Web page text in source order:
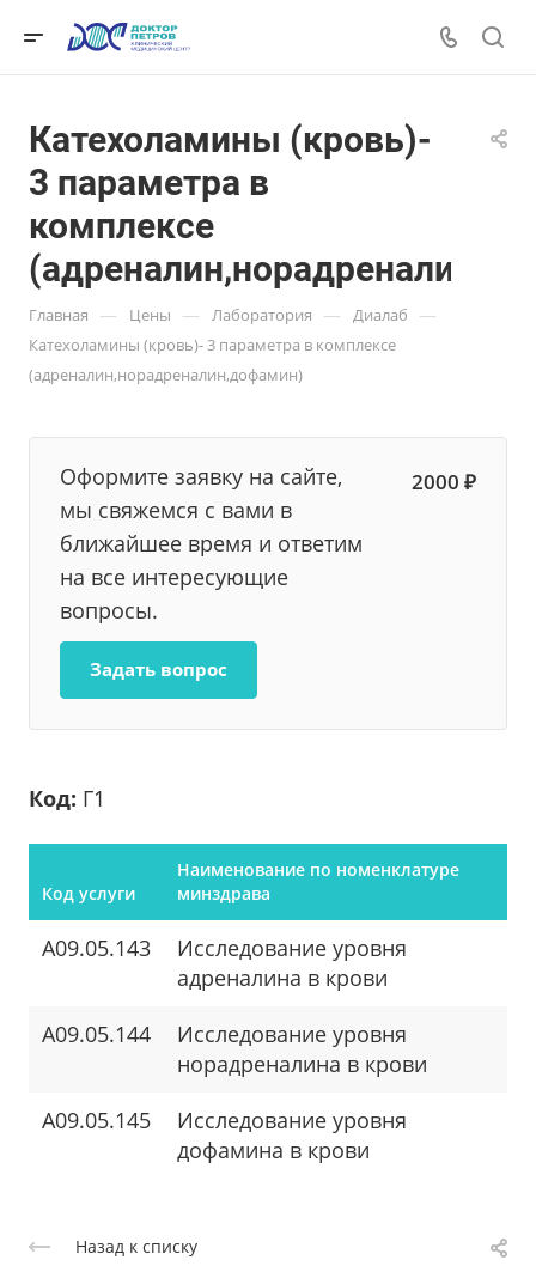
Катехоламины (кровь)-
3 параметра в
комплексе
Главная — Цены — Лаборатория — Диалаб —
Катехоламины (кровь)- 3 параметра в комплексе
(адреналин,норадреналин,дофамин)
Оформите заявку на сайте,
мы свяжемся с вами в
ближайшее время и ответим
на все интересующие
вопросы.
2000 ₽
Задать вопрос
Код: Г1
Код услуги
Наименование по номенклатуре
минздрава
A09.05.143
Исследование уровня
адреналина в крови
A09.05.144
Исследование уровня
норадреналина в крови
A09.05.145
Исследование уровня
дофамина в крови
Назад к списку